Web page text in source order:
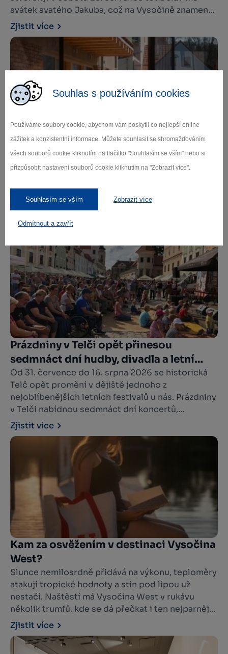
Souhlas s používáním cookies
Používáme soubory cookie, abychom vám poskytli co nejlepší online
zážitek a konzistentní informace. Můžete souhlasit se shromažďováním
všech souborů cookie kliknutím na tlačítko "Souhlasím se vším" nebo si
přizpůsobit nastavení souborů cookie kliknutím na "Zobrazit více".
Souhlasím se vším Zobrazit více
Odmítnout a zavřít
svátek svatého Jakuba, což na Vysočině znamená
jediné: víkend plný zábavy, hodování, tradic a
setkávání. Máme pro vás tip na skvělý výlet, který
vás provede od netradičních pivních chutí až po
vesnickou tancovačku pod lipami.
Zjistit více
Den v destinaci Vysočina West? Prožitý
všemi smysly!
Nejde jen o místo na mapě, jde o den, který budeš
s výhledem na krásnou přírodu Vysočiny? O pár
hodin později už objevuješ tajemná zákoutí,
vyhlídky, skvělou gastronomii a mnoho dalšího v
každém kroku, čas, který se zpomalí a ty slyšíš
pouze dětský smích a v ten okamžik si uvědomíš,
že přesně takhle mají vypadat letní prázdniny.
Zjistit více
Prázdniny v Telči opět přinesou
sedmnáct dní hudby, divadla a letní
atmosféry
Od 31. července do 16. srpna 2026 se historická
Telč opět promění v dějiště jednoho z
nejoblíbenějších letních festivalů u nás. Prázdniny
v Telči nabídnou sedmnáct dní koncertů,
divadelních představení, pouličního umění i
pohodové prázdninové atmosféry. Na pěti
festivalových scénách vystoupí více než stovka
kapel, muzikantů a divadelníků.
Zjistit více
Kam za osvěžením v destinaci Vysočina
West?
Slunce nemilosrdně přidává na výkonu, teploměry
atakují tropické hodnoty a stín pod lípou už
nestačí. Naštěstí má Vysočina West v rukávu
několik trumfů, kde se dá přečkat i ten nejparnější
den. Od romantických rybníků ukrytých v lesích
přes vodní nádrže s plážemi až po koupaliště s
občerstvením a zázemím pro celodenní výlet.
Zjistit více